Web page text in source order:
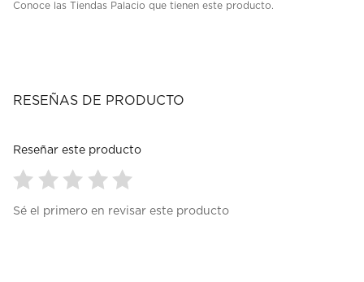
Conoce las Tiendas Palacio que tienen este producto.
RESEÑAS DE PRODUCTO
Reseñar este producto
paraparaparaparapara
Sé el primero en revisar este producto